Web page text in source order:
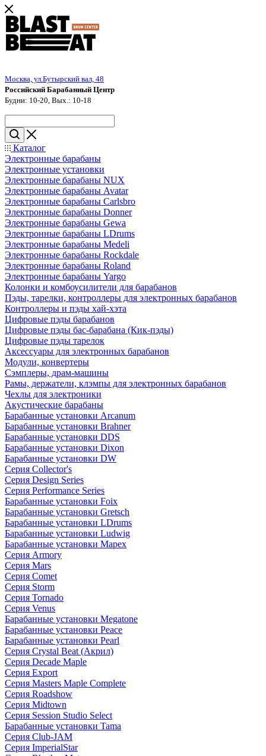
Москва, ул.Бутырский вал, 48
Российский Барабанный Центр
Будни: 10-20, Вых.: 10-18
Каталог
Электронные барабаны
Электронные установки
Электронные барабаны NUX
Электронные барабаны Avatar
Электронные барабаны Carlsbro
Электронные барабаны Donner
Электронные барабаны Gewa
Электронные барабаны LDrums
Электронные барабаны Medeli
Электронные барабаны Rockdale
Электронные барабаны Roland
Электронные барабаны Yargo
Колонки и комбоусилители для барабанов
Пэды, тарелки, контроллеры для электронных барабанов
Контроллеры и пэды хай-хэта
Цифровые пэды барабанов
Цифровые пэды бас-барабана (Кик-пэды)
Цифровые пэды тарелок
Аксессуары для электронных барабанов
Модули, конвертеры
Сэмплеры, драм-машины
Рамы, держатели, клэмпы для электронных барабанов
Чехлы для электроники
Акустические барабаны
Барабанные установки Arcanum
Барабанные установки Brahner
Барабанные установки DDS
Барабанные установки Dixon
Барабанные установки DW
Серия Collector's
Серия Design Series
Серия Performance Series
Барабанные установки Foix
Барабанные установки Gretsch
Барабанные установки LDrums
Барабанные установки Ludwig
Барабанные установки Mapex
Серия Armory
Серия Mars
Серия Comet
Серия Storm
Серия Tornado
Серия Venus
Барабанные установки Megatone
Барабанные установки Peace
Барабанные установки Pearl
Серия Crystal Beat (Акрил)
Серия Decade Maple
Серия Export
Серия Masters Maple Complete
Серия Roadshow
Серия Midtown
Серия Session Studio Select
Барабанные установки Tama
Серия Club-JAM
Серия ImperialStar